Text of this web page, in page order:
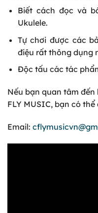
Biết cách đọc và
Ukulele.
Tự chơi được các
điệu rất thông dụng
Độc tấu các tác
Nếu bạn quan tâm
FLY MUSIC, bạn có
Email: